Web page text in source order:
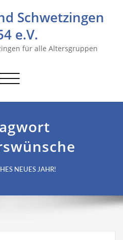
Schwetzingen
e.V.
für alle Altersgruppen
Navigation
NEUES JAHR!